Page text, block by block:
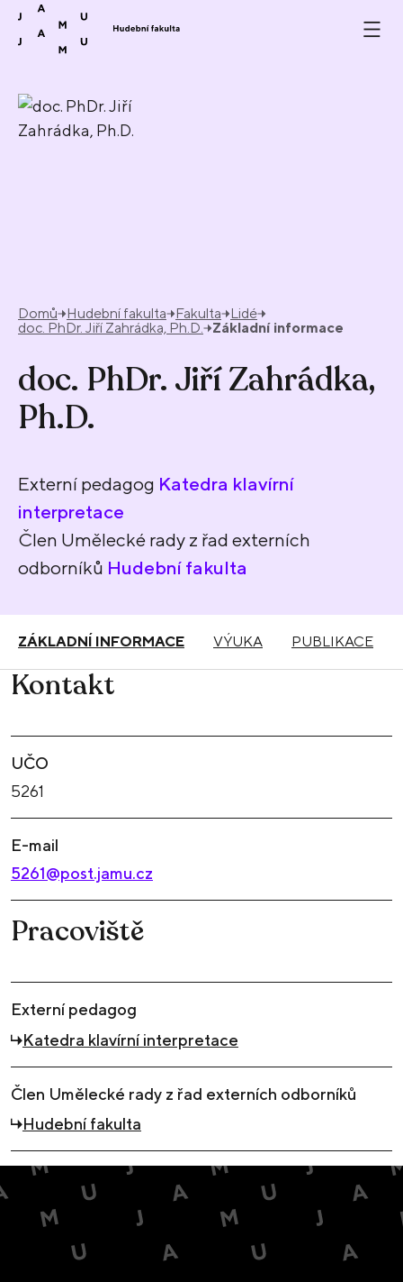
Přeskočit na obsah
Domů Hudební fakulta Fakulta
Lidé
doc. PhDr. Jiří Zahrádka, Ph.D.
Základní informace
doc. PhDr. Jiří Zahrádka,
Ph.D.
Externí pedagog Katedra klavírní
interpretace
Člen Umělecké rady z řad externích
odborníků Hudební fakulta
ZÁKLADNÍ INFORMACE VÝUKA PUBLIKACE
Kontakt
UČO
5261
E-mail
5261@post.jamu.cz
Pracoviště
Externí pedagog
Katedra klavírní interpretace
Člen Umělecké rady z řad externích odborníků
Hudební fakulta